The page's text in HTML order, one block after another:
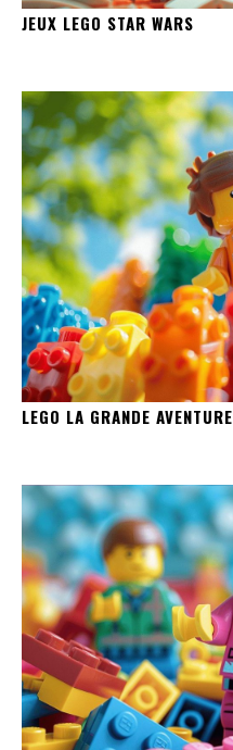
JEUX LEGO STAR WARS
LEGO LA GRANDE AVENTURE